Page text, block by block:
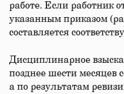
работе. Если работник
указанным приказом
составляется
Дисциплинарное
позднее шести месяцев
а по результатам